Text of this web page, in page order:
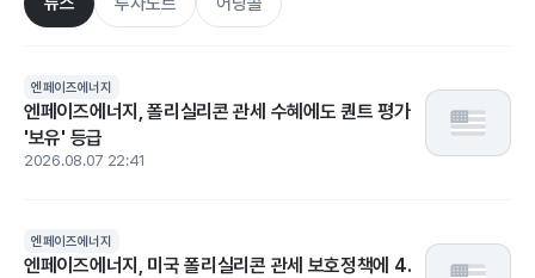
엔페이즈에너지
엔페이즈에너지, 폴리실리콘 관세 수혜에도 퀀트 평가
'보유' 등급
2026.08.07 22:41
엔페이즈에너지
엔페이즈에너지, 미국 폴리실리콘 관세 보호정책에 4.